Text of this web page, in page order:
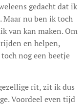
gedacht dat ik
nu ben ik toch
van kan maken. Om
en helpen,
nog een beetje
rit, zit ik dus
Voordeel even tijd